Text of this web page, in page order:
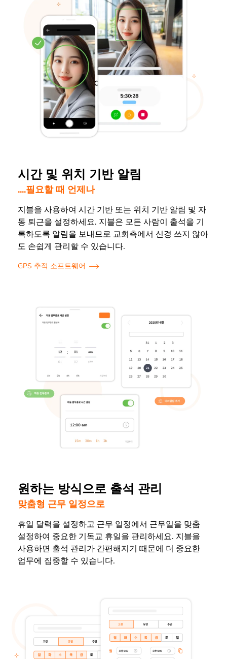
시간 및 위치 기반 알림
....필요할 때 언제나
지블을 사용하여 시간 기반 또는 위치 기반 알림 및 자
동 퇴근을 설정하세요. 지블은 모든 사람이 출석을 기
록하도록 알림을 보내므로 교회측에서 신경 쓰지 않아
도 손쉽게 관리할 수 있습니다.
GPS 추적 소프트웨어
원하는 방식으로 출석 관리
맞춤형 근무 일정으로
휴일 달력을 설정하고 근무 일정에서 근무일을 맞춤
설정하여 중요한 기독교 휴일을 관리하세요. 지블을
사용하면 출석 관리가 간편해지기 때문에 더 중요한
업무에 집중할 수 있습니다.